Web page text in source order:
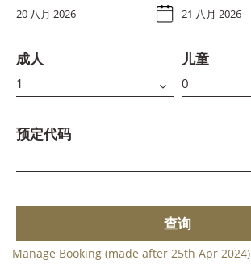
成人 儿童
预定代码
查询
Manage Booking (made after 25th Apr 2024)